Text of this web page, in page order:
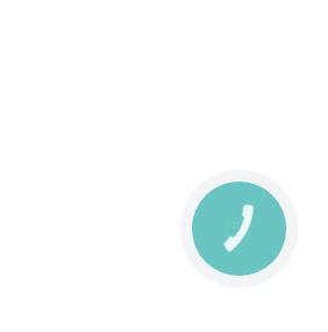
КНОПКА
ЗВ'ЯЗКУ